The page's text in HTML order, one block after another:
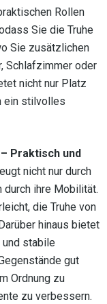
Rollen
Sie die Truhe
Sie zusätzlichen
Schlafzimmer oder
nicht nur Platz
ein stilvolles
Praktisch und
nicht nur durch
durch ihre Mobilität.
die Truhe von
hinaus bietet
stabile
gut
Ordnung zu
zu verbessern.